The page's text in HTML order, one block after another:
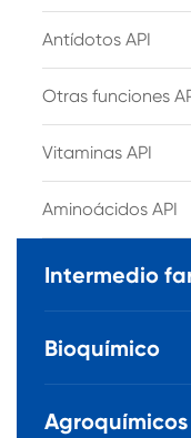
Antídotos API
Otras funciones
Vitaminas API
Aminoácidos API
Intermedio
Bioquímico